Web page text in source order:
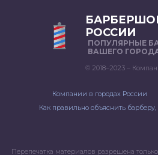
РОССИИ
ПОПУЛЯРНЫЕ
ВАШЕГО
© 2018–2023 –
Компании в городах России
Как правильно объяснить
Перепечатка материалов разрешена